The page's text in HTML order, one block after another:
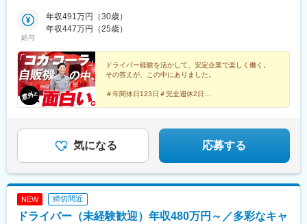
だきます。※受動喫煙対策あり
学園駅、神立駅、岩瀬駅、小木津駅、赤塚駅、野木駅、田島駅、
岡本駅(栃木県)、群馬八幡駅、治良門橋駅、東所沢駅、与野本町
本庄駅、大野原駅、八千代緑が丘駅、新習志野駅、木更津駅、我
孫子駅、県庁前駅(千葉県)、門前仲町駅、東陽町駅、高井戸駅、池
袋駅、東池袋駅、志村坂上駅、東大和市駅、京急新子安駅、桜ケ
丘駅、北久里浜駅、東戸塚駅、鳥浜駅、新綱島駅、武蔵中原駅、
社家駅、秦野駅、平塚駅、南橋本駅、小針駅、宮内駅(新潟県)、石
伊東駅、河津駅、袋井駅、上島駅、御門台駅、富士根駅、幸田
駅、八幡駅(愛知県)、土橋駅(愛知県)、大門駅(愛知県)、神領駅、
萩原駅(愛知県)、茶屋ケ坂駅、柏森駅、名和駅(愛知県)、近鉄長島
(大阪環状線)、朝潮橋駅、香里園駅、門真南駅、初芝駅、井原里
駅、松ノ浜駅、北巽駅、久宝寺口駅、大物駅、立花駅、西灘駅、
手柄山平和公園駅、有馬温泉駅、加古川駅、鳴門駅、二階堂駅、
給与
年収491万円（30歳）
年収447万円（25歳）
ドライバー経験を活かして、安定企業で楽しく働く。
その答えが、この中にありました。
＃年間休日123日＃完全週休2日
気になる 応募する
NEW 締切間近
ドライバー（未経験歓迎）年収480万円～／多彩なキャ